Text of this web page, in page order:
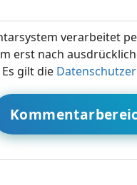
verarbeitet
erst nach
gilt die